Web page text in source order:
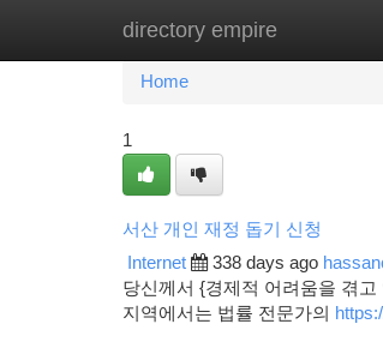
directory empire
Home New Site Listings
Home
1
서산 개인 재정 돕기 신청
Internet 338 days ago
당신께서 {경제적 어려움을 겪
지역에서는 법률 전문가의